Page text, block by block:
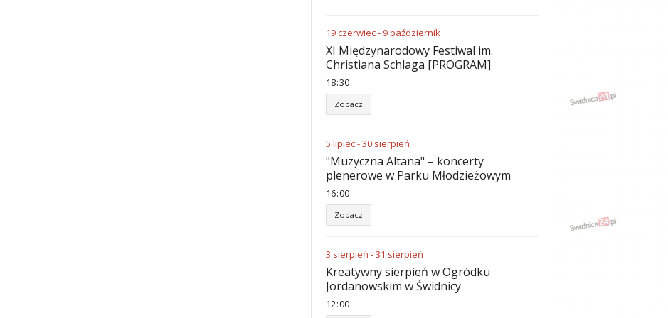
19czerwiec- 9październik
XI Międzynarodowy Festiwal im.
Christiana Schlaga [PROGRAM]
18:30
Zobacz
5 lipiec-30 sierpień
"Muzyczna Altana" – koncerty
plenerowe w Parku Młodzieżowym
16:00
Zobacz
3 sierpień -31 sierpień
Kreatywny sierpień w Ogródku
Jordanowskim w Świdnicy
12:00